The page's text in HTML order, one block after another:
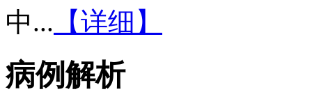
中... 【详细】
病例解析